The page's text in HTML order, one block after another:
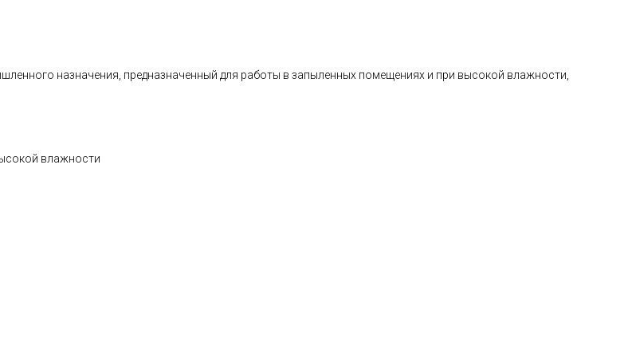
назначения, предназначенный для работы в запыленных помещениях и при высокой влажности,
влажности